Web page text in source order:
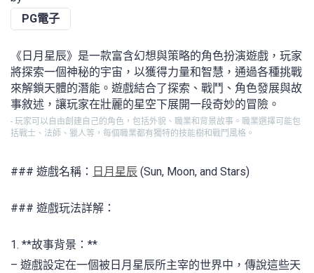
PG電子
《日月星辰》是一款富含幻想與策略的角色扮演遊戲，玩家
將探索一個神秘的宇宙，以獲得力量和智慧，通過各種挑戰
來解鎖天體的潛能。遊戲結合了探索、戰鬥、角色發展與故
事敘述，讓玩家在壯麗的星空下展開一段奇妙的冒險。
- 玩家可以自由創建自己的角色，包括外貌、職業和背景故事。職業選擇可能包
括戰士、法師、獵人等，每個職業都有獨特的技能樹和戰鬥風格。
### 遊戲名稱： 日月星辰 (Sun, Moon, and Stars)
### 遊戲玩法詳解：
1. **故事背景：**
– 遊戲設定在一個被日月星辰所主宰的世界中，傳說這些天